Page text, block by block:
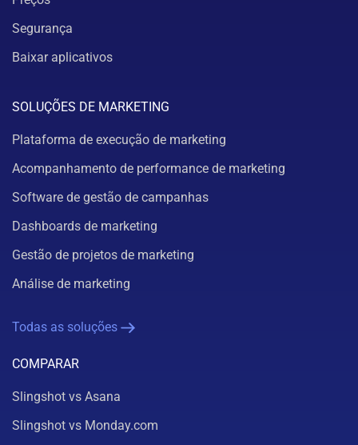
Segurança
Baixar aplicativos
SOLUÇÕES DE MARKETING
Plataforma de execução de marketing
Acompanhamento de performance de marketing
Software de gestão de campanhas
Dashboards de marketing
Gestão de projetos de marketing
Análise de marketing
Todas as soluções
COMPARAR
Slingshot vs Asana
Slingshot vs Monday.com